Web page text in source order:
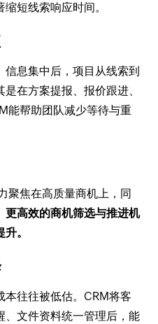
短线索响应时间。
息集中后，项目从线索到
在方案提报、报价跟进、
能帮助团队减少等待与重
聚焦在高质量商机上，同
更高效的商机筛选与推进机
。
本往往被低估。CRM将客
、文件资料统一管理后，能